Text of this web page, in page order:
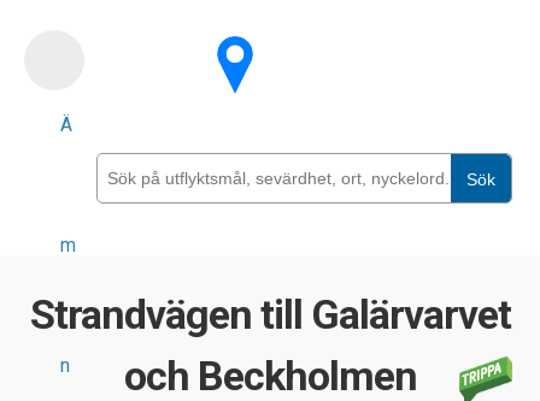
Ä
m
n
Sök
Strandvägen till Galärvarvet
och Beckholmen